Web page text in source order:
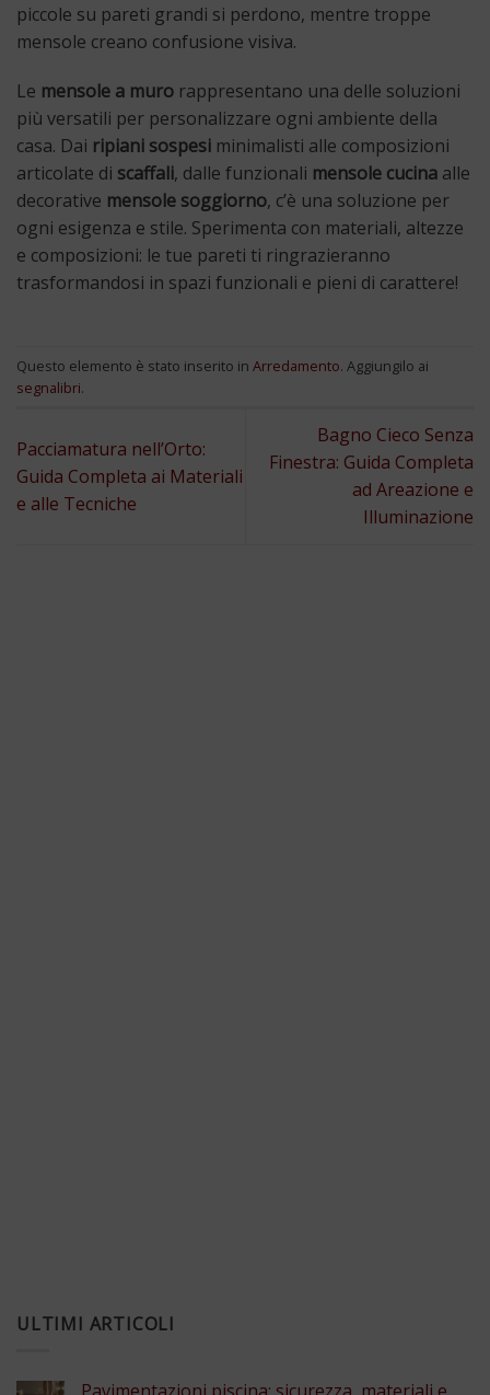
piccole su pareti grandi si perdono, mentre troppe
mensole creano confusione visiva.
Le mensole a muro rappresentano una delle soluzioni
più versatili per personalizzare ogni ambiente della
casa. Dai ripiani sospesi minimalisti alle composizioni
articolate di scaffali, dalle funzionali mensole cucina alle
decorative mensole soggiorno, c’è una soluzione per
ogni esigenza e stile. Sperimenta con materiali, altezze
e composizioni: le tue pareti ti ringrazieranno
trasformandosi in spazi funzionali e pieni di carattere!
Questo elemento è stato inserito in Arredamento. Aggiungilo ai
segnalibri.
Pacciamatura nell’Orto:
Guida Completa ai Materiali
e alle Tecniche
Bagno Cieco Senza
Finestra: Guida Completa
ad Areazione e
Illuminazione
ULTIMI ARTICOLI